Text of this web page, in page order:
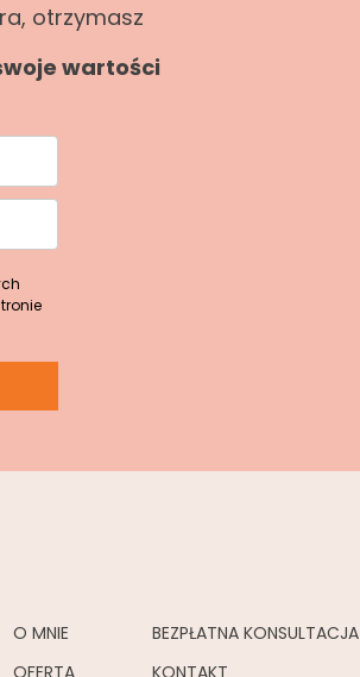
otrzymasz
wartości
O MNIE
BEZPŁATNA KONSULTACJA